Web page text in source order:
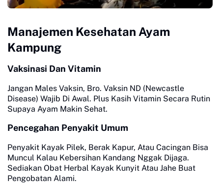
Manajemen Kesehatan Ayam
Kampung
Vaksinasi Dan Vitamin
Jangan Males Vaksin, Bro. Vaksin ND (Newcastle
Disease) Wajib Di Awal. Plus Kasih Vitamin Secara Rutin
Supaya Ayam Makin Sehat.
Pencegahan Penyakit Umum
Penyakit Kayak Pilek, Berak Kapur, Atau Cacingan Bisa
Muncul Kalau Kebersihan Kandang Nggak Dijaga.
Sediakan Obat Herbal Kayak Kunyit Atau Jahe Buat
Pengobatan Alami.